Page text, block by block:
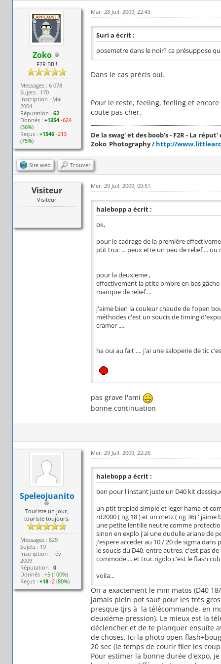
Zoko
F2R BB !
Messages : 6 078
Sujets : 170
Inscription : Mai
2004
Réputation :62
Donnés :+1354 -624
(36%)
Reçus :+1546 -213
(75%)
Mar. 28 Juil. 2009, 22:43
Suri a écrit :
posemetre dans le noir? ca présuppose
Dans le cas précis oui.
Pour le reste, feeling, feeling et
coute pas cher.
De la swag' et des boob's - F2R - La réput'
Zoko_Photography /http://
Site web Trouver
Visiteur
Visiteur
Mer. 29 Juil. 2009, 09:51
halebopp a écrit :
ok,
pour le cadrage de la première
ptit truc ... peux etre un peu de relief ...
pour la deuxieme ,
effectivement la ptite ombre en bas
manque de relief....
j'aime bien la couleur chaude de l'open
méthodes c'est un soucis de timing
cramer ....
ha oui au fait .... j'ai une saloperie de tic
pas grave l'ami
bonne continuation
Speleojuanito
Touriste un jour,
touriste toujours.
Messages : 829
Sujets : 19
Inscription : Fév.
2009
Réputation :0
Donnés :+5 (100%)
Reçus :+18 -2 (80%)
Mer. 29 Juil. 2009, 22:26
halebopp a écrit :
ben pour l'instant juste un D40 kit
un ptit trepied simple et leger hama et
rd2000 ( ng 18 ) et un metz ( ng 36) ' jaime
une petite lentille neutre comme
sinon en explo j'ai une dudulle ariane de
j'espere acceder au 10 / 20 de sigma dans
le soucis du D40, entre autres, c'est pas
commode.... et truc rigolo c'est le flash
voila...
On a exactement le mm matos (D40
jamais plein pot sauf pour les très
presque tjrs à la télécommande, en
deuxième pression). Le mieux est la
déclencher et de te planquer ensuite
de choses. Ici la photo open
20 sec (le temps de courir filer les
Pour estimer la bonne durée d'expo,